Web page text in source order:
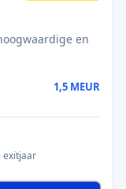
en
1,5 MEUR
exitjaar